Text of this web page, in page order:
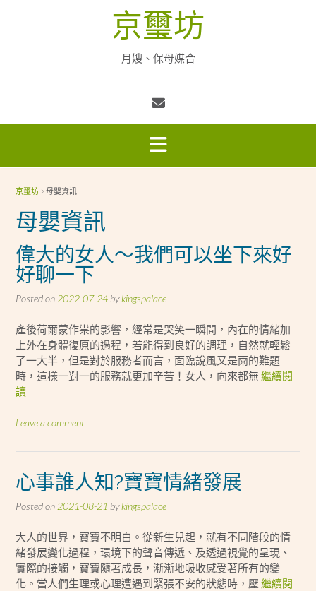
京璽坊
月嫂、保母媒合
京璽坊 >母嬰資訊
母嬰資訊
偉大的女人～我們可以坐下來好
好聊一下
Posted on 2022-07-24 bykingspalace
產後荷爾蒙作祟的影響，經常是哭笑一瞬間，內在的情緒加
上外在身體復原的過程，若能得到良好的調理，自然就輕鬆
了一大半，但是對於服務者而言，面臨說風又是雨的難題
時，這樣一對一的服務就更加辛苦！女人，向來都無 繼續閱
讀
Leave a comment
心事誰人知?寶寶情緒發展
Posted on 2021-08-21 bykingspalace
大人的世界，寶寶不明白。從新生兒起，就有不同階段的情
緒發展變化過程，環境下的聲音傳遞、及透過視覺的呈現、
實際的接觸，寶寶隨著成長，漸漸地吸收感受著所有的變
化。當人們生理或心理遭遇到緊張不安的狀態時，壓 繼續閱